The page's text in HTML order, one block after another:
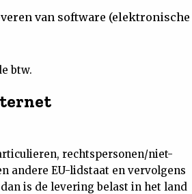
van software (elektronische
btw.
rechtspersonen/niet-
andere EU-lidstaat en vervolgens
is de levering belast in het land